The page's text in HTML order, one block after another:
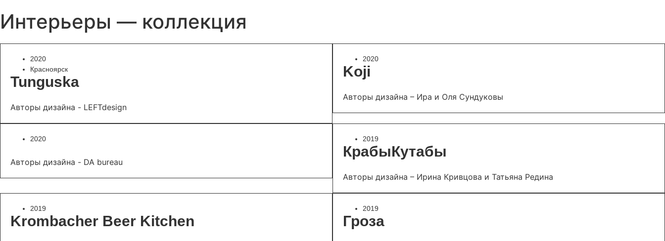
Интерьеры — коллекция
2020
Красноярск
Tunguska
Авторы дизайна - LEFTdesign
2020
Koji
Авторы дизайна – Ира и Оля Сундуковы
2020
Авторы дизайна - DA bureau
2019
КрабыКутабы
Авторы дизайна – Ирина Кривцова и Татьяна Редина
2019
Krombaсher Beer Kitchen
2019
Гроза